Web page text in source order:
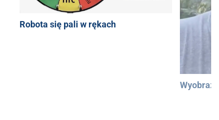
Robota się pali w rękach